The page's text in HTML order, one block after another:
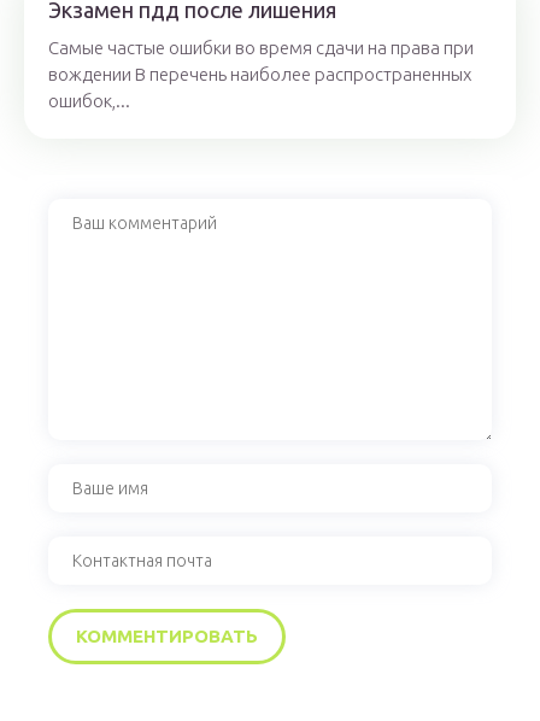
Экзамен пдд после лишения
Самые частые ошибки во время сдачи на права при
вождении В перечень наиболее распространенных
ошибок,...